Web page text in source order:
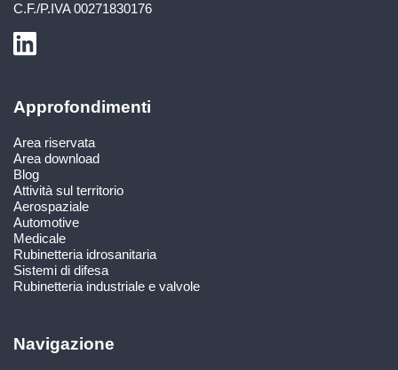
C.F./P.IVA00271830176
Approfondimenti
Area riservata
Area download
Blog
Attività sul territorio
Aerospaziale
Automotive
Medicale
Rubinetteria idrosanitaria
Sistemi di difesa
Rubinetteria industriale e valvole
Navigazione